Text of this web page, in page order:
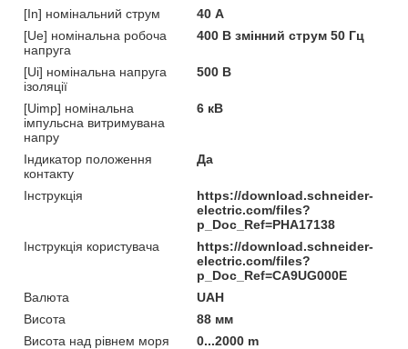
[In] номінальний струм
40 А
[Ue] номінальна робоча
напруга
400 В змінний струм 50 Гц
[Ui] номінальна напруга
ізоляції
500 В
[Uimp] номінальна
імпульсна витримувана
напру
6 кВ
Індикатор положення
контакту
Да
Інструкція
https://download.schneider-
electric.com/files?
p_Doc_Ref=PHA17138
Інструкція користувача
https://download.schneider-
electric.com/files?
p_Doc_Ref=CA9UG000E
Валюта
UAH
Висота
88 мм
Висота над рівнем моря
0...2000 m